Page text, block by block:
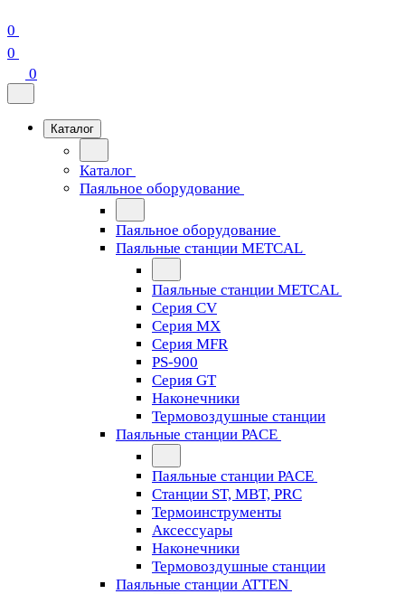
0
0
0
Каталог
Каталог
Паяльное оборудование
Паяльное оборудование
Паяльные станции METCAL
Паяльные станции METCAL
Серия CV
Серия MX
Серия MFR
PS-900
Серия GT
Наконечники
Термовоздушные станции
Паяльные станции PACE
Паяльные станции PACE
Станции ST, MBT, PRC
Термоинструменты
Аксессуары
Наконечники
Термовоздушные станции
Паяльные станции ATTEN